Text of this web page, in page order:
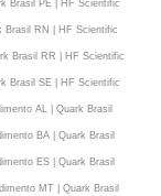
Brasil PE | HF Scientific
Brasil RN | HF Scientific
Brasil RR | HF Scientific
Brasil SE | HF Scientific
AL | Quark Brasil
BA | Quark Brasil
ES | Quark Brasil
MT | Quark Brasil